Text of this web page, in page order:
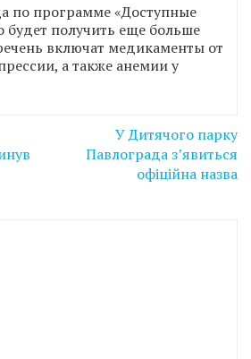
по программе «Доступные
будет получить еще больше
включат медикаменты от
а также анемии у
У Дитячого парку
Павлограда з’явиться
офіційна назва